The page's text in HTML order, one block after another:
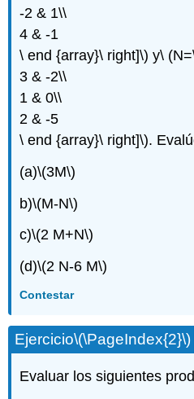
-2 & 1\\
4 & -1
\ end {array}\ right]\) y\
3 & -2\\
1 & 0\\
2 & -5
\ end {array}\ right]\).
(a)\(3M\)
b)\(M-N\)
c)\(2 M+N\)
(d)\(2 N-6 M\)
Contestar
Ejercicio\(\PageIndex{2}\)
Evaluar los siguientes